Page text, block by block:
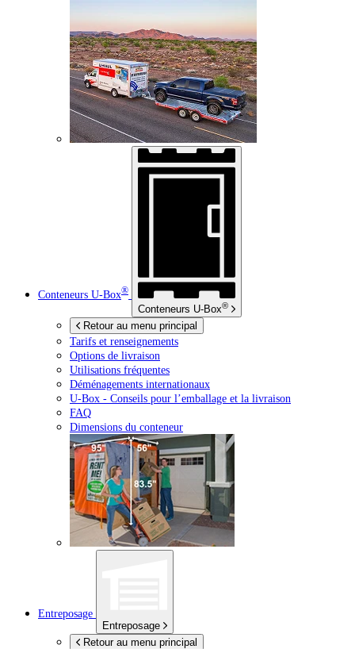
Conteneurs U-Box®
Conteneurs U-Box®
Retour au menu principal
Tarifs et renseignements
Options de livraison
Utilisations fréquentes
Déménagements internationaux
U-Box - Conseils pour l’emballage et la livraison
FAQ
Dimensions du conteneur
Entreposage
Entreposage
Retour au menu principal